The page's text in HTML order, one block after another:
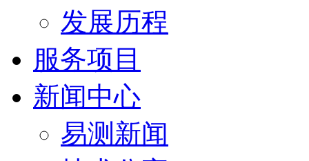
发展历程
服务项目
新闻中心
易测新闻